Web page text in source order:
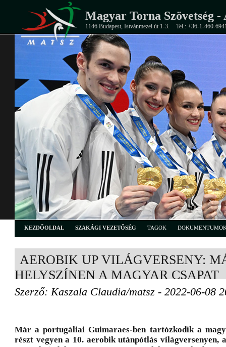
Magyar Torna Szövetség -
1146 Budapest, Istvánmezei út 1-3. Tel.: +36-1-460-
KEZDŐOLDAL SZAKÁGI VEZETŐSÉG TAGOK
AEROBIK UP VILÁGVERSENY:
HELYSZÍNEN A MAGYAR CSAPAT
Szerző: Kaszala Claudia/matsz - 2022-06-08
Már a portugáliai Guimaraes-ben tartózkodik a
részt vegyen a 10. aerobik utánpótlás világversenyen,